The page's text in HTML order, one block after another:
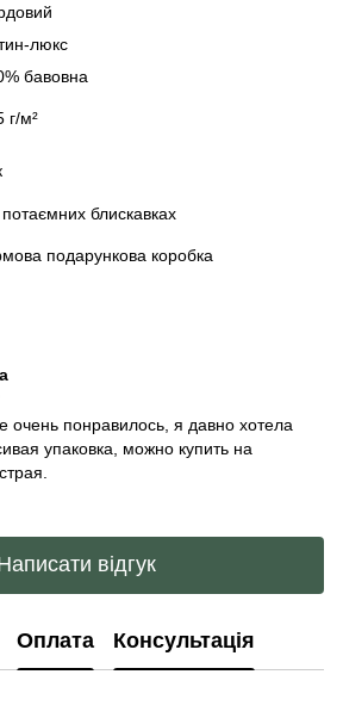
люкс
бавовна
г/м²
блискавках
подарункова коробка
очень понравилось, я давно хотела
упаковка, можно купить на
відгук
Оплата Консультація